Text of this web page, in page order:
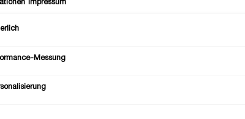
KOMBINIEREN?
Impressum
Messung